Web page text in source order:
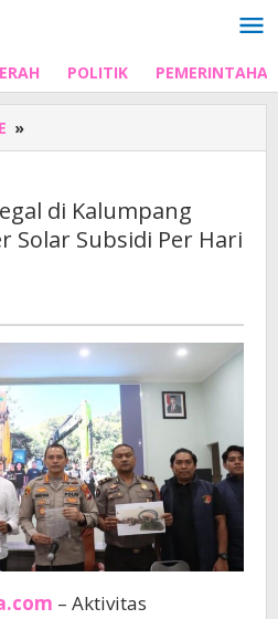
POLITIK
»
Emas
Kalumpang
Habiskan
Per
Hari
di Kalumpang
Solar Subsidi Per Hari
– Aktivitas